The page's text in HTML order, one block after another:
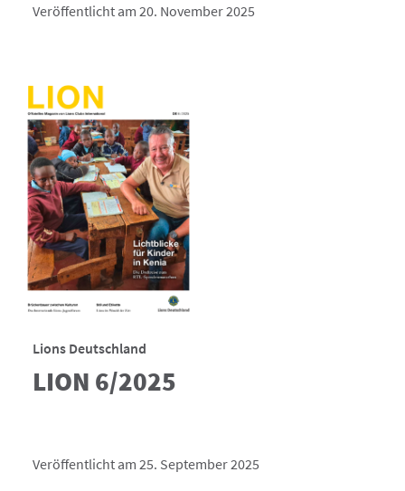
Veröffentlicht am 20. November 2025
Lions Deutschland
LION 6/2025
Veröffentlicht am 25. September 2025